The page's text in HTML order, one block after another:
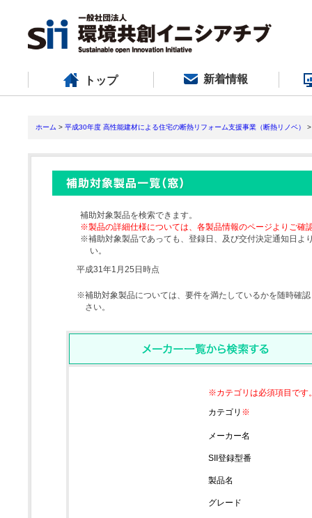
トップ 新着情報
ホーム > 平成30年度 高性能建材による住宅の断熱リフォーム支援事業（断熱リノベ）
補助対象製品を検索できます。
※製品の詳細仕様については、各製品情報のページよりご確
※補助対象製品であっても、登録日、及び交付決定通知日よ
い。
平成31年1月25日時点
※補助対象製品については、要件を満たしているかを随時確
さい。
※カテゴリは必須項目です
カテゴリ ※
メーカー名
SII登録型番
製品名
グレード